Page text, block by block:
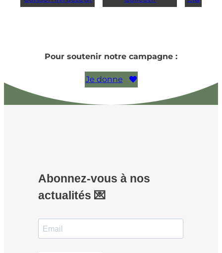
Pour soutenir notre campagne :
Je donne